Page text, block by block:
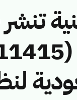
تنشر